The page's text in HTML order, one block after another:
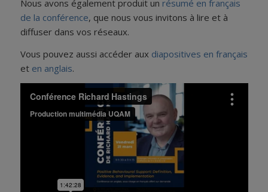
Nous avons également produit un résumé en français
de la conférence, que nous vous invitons à lire et à
diffuser dans vos réseaux.
Vous pouvez aussi accéder aux diapositives en français
et en anglais.